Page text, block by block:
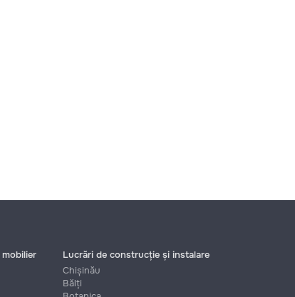
Lucrări de construcție și instalare
Chișinău
Bălți